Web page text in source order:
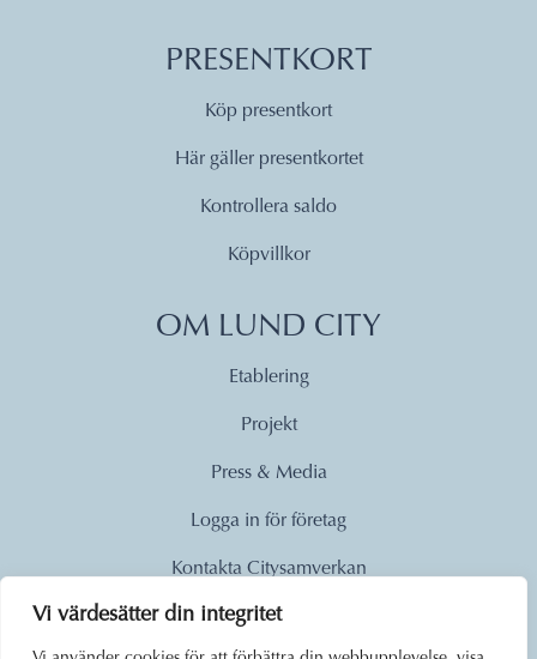
Vi värdesätter din integritet
PRESENTKORT
Köp presentkort
Här gäller presentkortet
Kontrollera saldo
Köpvillkor
OM LUND CITY
Etablering
Projekt
Press & Media
Logga in för företag
Kontakta Citysamverkan